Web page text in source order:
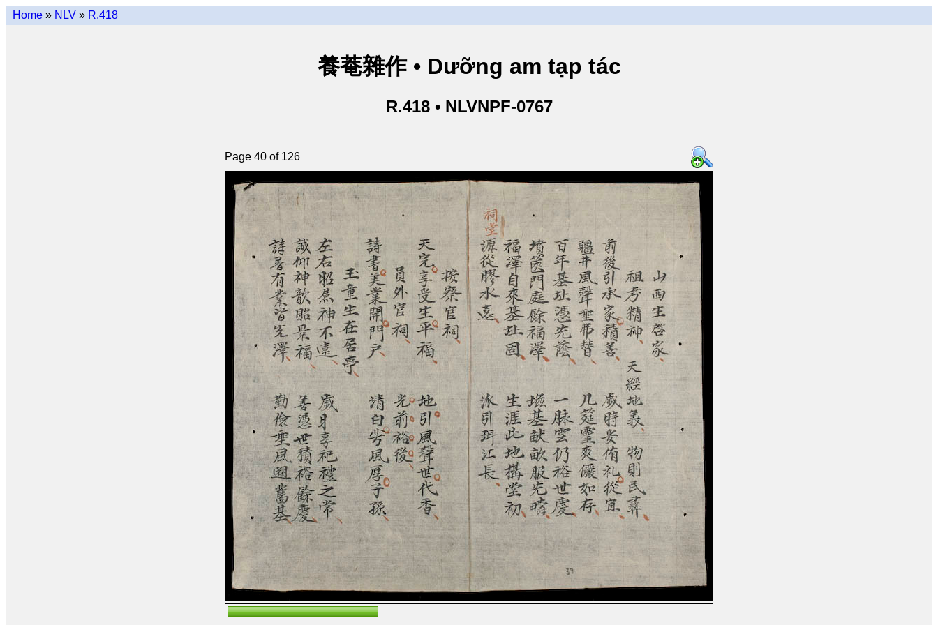
Home » NLV » R.418
養菴雜作 • Dưỡng am tạp tác
R.418 • NLVNPF-0767
Page 40 of 126